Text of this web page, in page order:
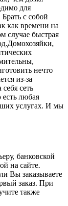
для
с собой
как времени на
случае быстрая
нечто
из-за
сеть
любая
услугах. И мы
банковской
на сайте.
Вы заказываете
заказ. При
также